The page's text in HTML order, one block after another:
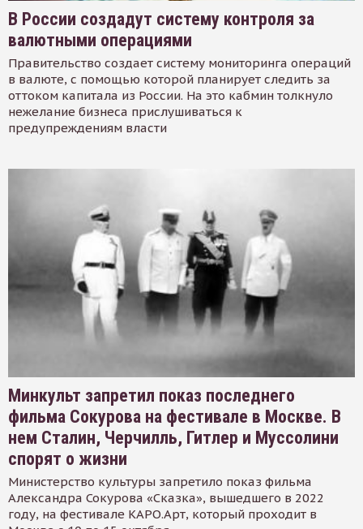
В России создадут систему контроля за
валютными операциями
Правительство создает систему мониторинга операций
в валюте, с помощью которой планирует следить за
оттоком капитала из России. На это кабмин толкнуло
нежелание бизнеса прислушиваться к
предупреждениям власти
Минкульт запретил показ последнего
фильма Сокурова на фестивале в Москве. В
нем Сталин, Черчилль, Гитлер и Муссолини
спорят о жизни
Министерство культуры запретило показ фильма
Александра Сокурова «Сказка», вышедшего в 2022
году, на фестивале КАРО.Арт, который проходит в